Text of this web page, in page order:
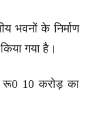
भवनों के निर्माण
गया है।
रू0 10 करोड़ का